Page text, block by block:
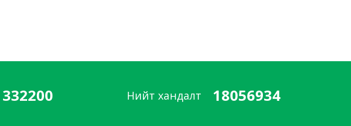
332200 Нийт хандалт 18056934